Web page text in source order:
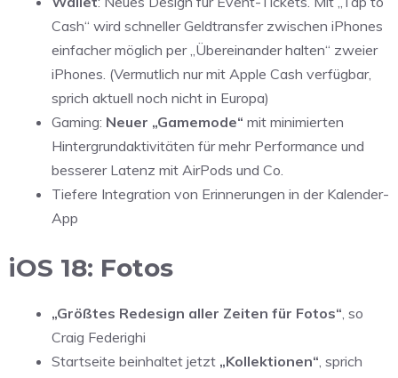
Cash“ wird schneller Geldtransfer zwischen iPhones
einfacher möglich per „Übereinander halten“ zweier
iPhones. (Vermutlich nur mit Apple Cash verfügbar,
sprich aktuell noch nicht in Europa)
Gaming: Neuer „Gamemode“ mit minimierten
Hintergrundaktivitäten für mehr Performance und
besserer Latenz mit AirPods und Co.
Tiefere Integration von Erinnerungen in der Kalender-
App
iOS 18: Fotos
„Größtes Redesign aller Zeiten für Fotos“ , so
Craig Federighi
Startseite beinhaltet jetzt „Kollektionen“ , sprich